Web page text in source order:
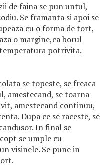
de faina se pun untul,
Se framanta si apoi se
cu o forma de tort,
o margine,ca borul
potrivita.
se topeste, se freaca
amestecand, se toarna
amestecand continuu,
Dupa ce se raceste, se
In final se
se umple cu
visinele. Se pune in